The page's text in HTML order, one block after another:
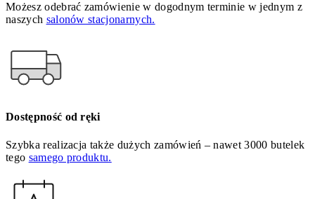
Możesz odebrać zamówienie w dogodnym terminie w jednym z
naszych salonów stacjonarnych.
Dostępność od ręki
Szybka realizacja także dużych zamówień – nawet 3000 butelek
tego samego produktu.